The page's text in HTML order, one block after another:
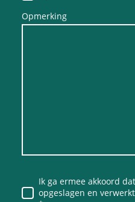
Opmerking
Ik ga ermee akkoord
opgeslagen en